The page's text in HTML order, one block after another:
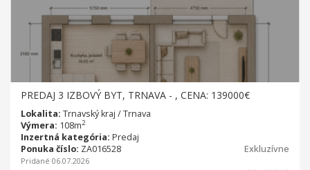
PREDAJ 3 IZBOVÝ BYT, TRNAVA - , CENA: 139000€
Lokalita: Trnavský kraj / Trnava
Výmera: 108m2
Inzertná kategória: Predaj
Ponuka číslo: ZA016528 Exkluzívne
Pridané 06.07.2026